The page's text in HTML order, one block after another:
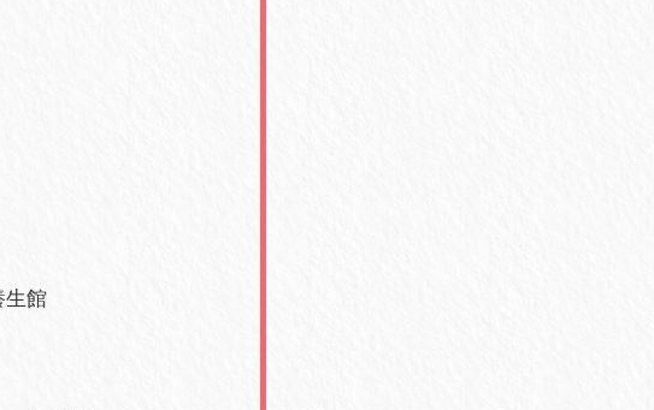
生館